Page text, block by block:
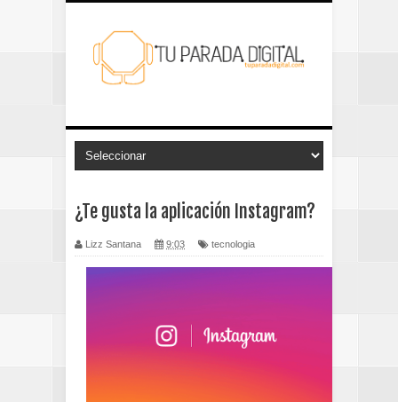
¿Te gusta la aplicación Instagram?
Lizz Santana 9:03 tecnologia